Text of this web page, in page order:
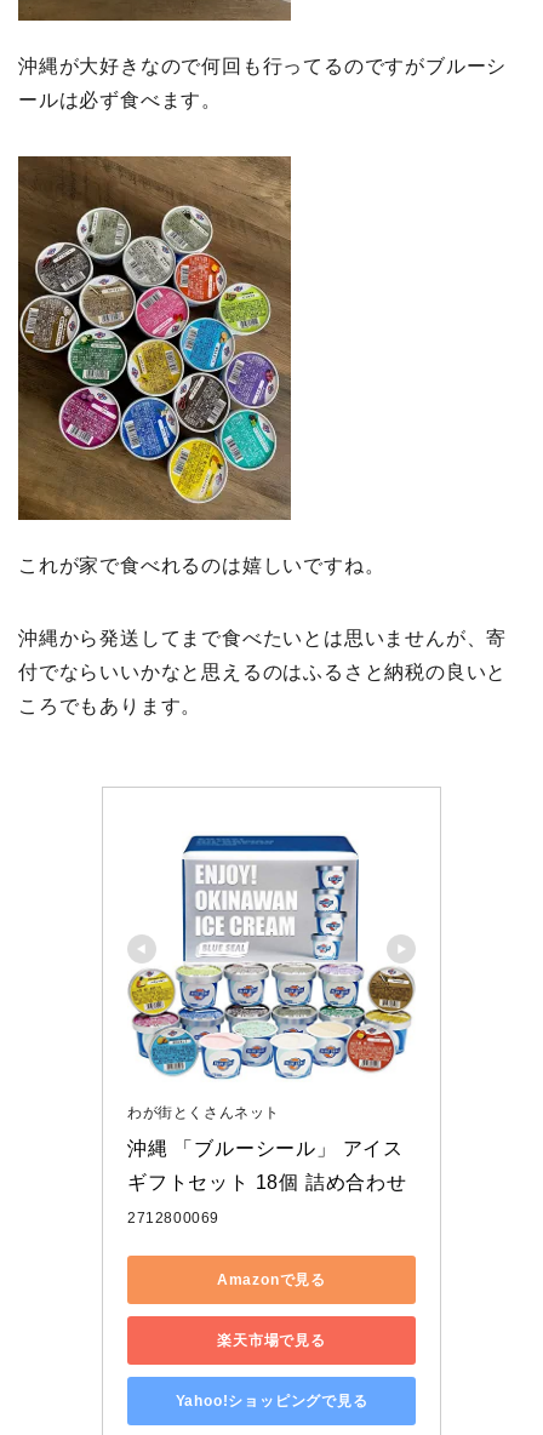
沖縄が大好きなので何回も行ってるのですがブルーシ
ールは必ず食べます。
これが家で食べれるのは嬉しいですね。
沖縄から発送してまで食べたいとは思いませんが、寄
付でならいいかなと思えるのはふるさと納税の良いと
ころでもあります。
わが街とくさんネット
沖縄 「ブルーシール」 アイス
ギフトセット 18個 詰め合わせ
2712800069
Amazonで見る
楽天市場で見る
Yahoo!ショッピングで見る